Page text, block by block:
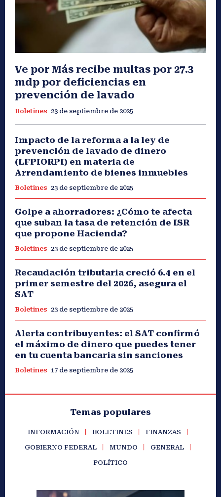
Ve por Más recibe multas por 27.3
mdp por deficiencias en
prevención de lavado
Boletines 23 de septiembre de 2025
Impacto de la reforma a la ley de
prevención de lavado de dinero
(LFPIORPI) en materia de
Arrendamiento de bienes inmuebles
Boletines 23 de septiembre de 2025
Golpe a ahorradores: ¿Cómo te afecta
que suban la tasa de retención de ISR
que propone Hacienda?
Boletines 23 de septiembre de 2025
Recaudación tributaria creció 6.4 en el
primer semestre del 2026, asegura el
SAT
Boletines 23 de septiembre de 2025
Alerta contribuyentes: el SAT confirmó
el máximo de dinero que puedes tener
en tu cuenta bancaria sin sanciones
Boletines 17 de septiembre de 2025
Temas populares
INFORMACIÓN BOLETINES FINANZAS
GOBIERNO FEDERAL MUNDO GENERAL
POLÍTICO